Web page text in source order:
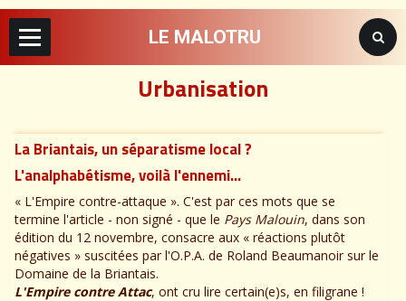
LE MALOTRU
Urbanisation
La Briantais, un séparatisme local ?
L'analphabétisme, voilà l'ennemi…
« L'Empire contre-attaque ». C'est par ces mots que se
termine l'article - non signé - que le Pays Malouin, dans son
édition du 12 novembre, consacre aux « réactions plutôt
négatives » suscitées par l'O.P.A. de Roland Beaumanoir sur le
Domaine de la Briantais.
L'Empire contre Attac, ont cru lire certain(e)s, en filigrane !